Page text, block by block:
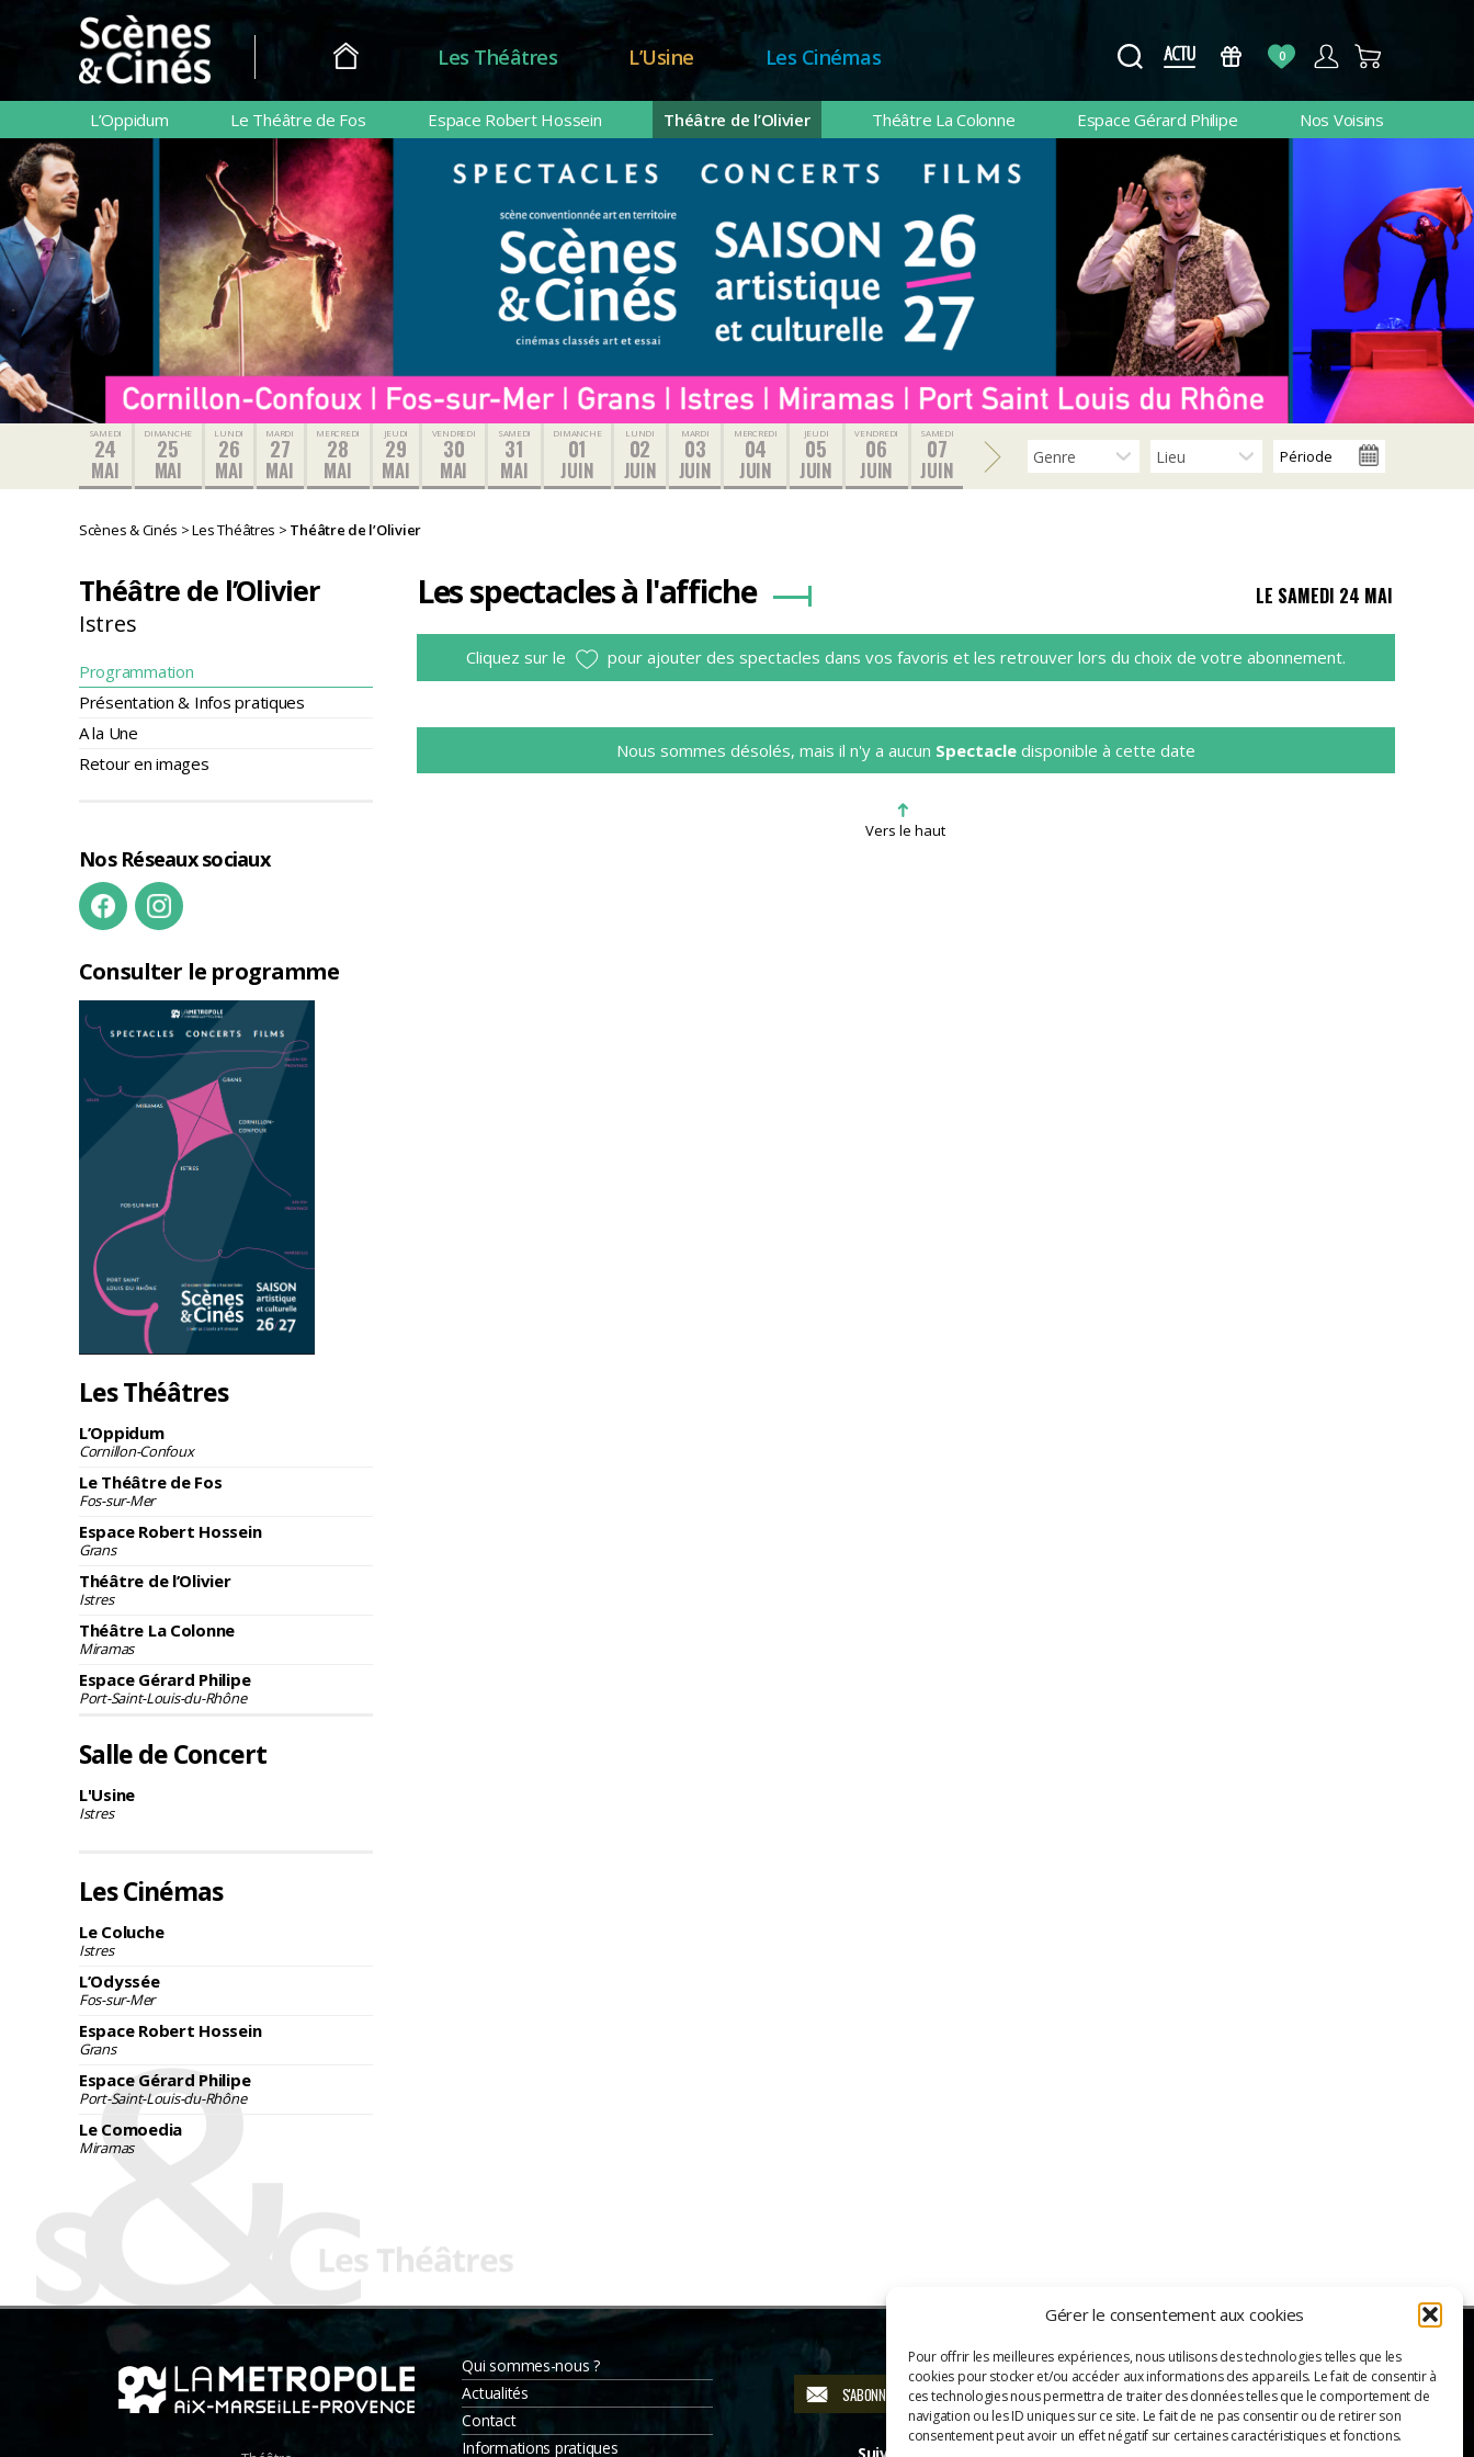
Gérer le consentement aux cookies
Pour offrir les meilleures expériences, nous utilisons des technologies telles que les
cookies pour stocker et/ou accéder aux informations des appareils. Le fait de consentir à
ces technologies nous permettra de traiter des données telles que le comportement de
navigation ou les ID uniques sur ce site. Le fait de ne pas consentir ou de retirer son
consentement peut avoir un effet négatif sur certaines caractéristiques et fonctions.
Scènes
&
Cinés
Les Théâtres L’Usine Les Cinémas 0
L’Oppidum Le Théâtre de Fos Espace Robert Hossein Théâtre de l’Olivier Théâtre La Colonne Espace Gérard Philipe Nos Voisins
SAMEDI
24
MAI
DIMANCHE
25
MAI
LUNDI
26
MAI
MARDI
27
MAI
MERCREDI
28
MAI
JEUDI
29
MAI
VENDREDI
30
MAI
SAMEDI
31
MAI
DIMANCHE
01
JUIN
LUNDI
02
JUIN
MARDI
03
JUIN
MERCREDI
04
JUIN
JEUDI
05
JUIN
VENDREDI
06
JUIN
SAMEDI
07
JUIN
Scènes & Cinés >Les Théâtres > Théâtre de l’Olivier
Théâtre de l’Olivier
Istres
Programmation
Présentation & Infos pratiques
A la Une
Retour en images
Nos Réseaux sociaux
Consulter le programme
Les Théâtres
L’Oppidum
Cornillon-Confoux
Le Théâtre de Fos
Fos-sur-Mer
Espace Robert Hossein
Grans
Théâtre de l’Olivier
Istres
Théâtre La Colonne
Miramas
Espace Gérard Philipe
Port-Saint-Louis-du-Rhône
Salle de Concert
L'Usine
Istres
Les Cinémas
Le Coluche
Istres
L’Odyssée
Fos-sur-Mer
Espace Robert Hossein
Grans
Espace Gérard Philipe
Port-Saint-Louis-du-Rhône
Le Comoedia
Miramas
Les spectacles à l'affiche LE SAMEDI 24 MAI
Cliquez sur le pour ajouter des spectacles dans vos favoris et les retrouver lors du choix de votre abonnement.
Nous sommes désolés, mais il n'y a aucun Spectacledisponible à cette date
Vers le haut
➜
Qui sommes-nous ?
Actualités
Contact
Informations pratiques
S'ABONNER À LA NEWSLETTER